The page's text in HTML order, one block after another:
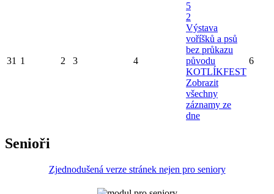
31 1 2 3 4
5
2
Výstava
voříšků a psů
bez průkazu
původu
KOTLÍKFEST
Zobrazit
všechny
záznamy ze
dne
6
Senioři
Zjednodušená verze stránek nejen pro seniory